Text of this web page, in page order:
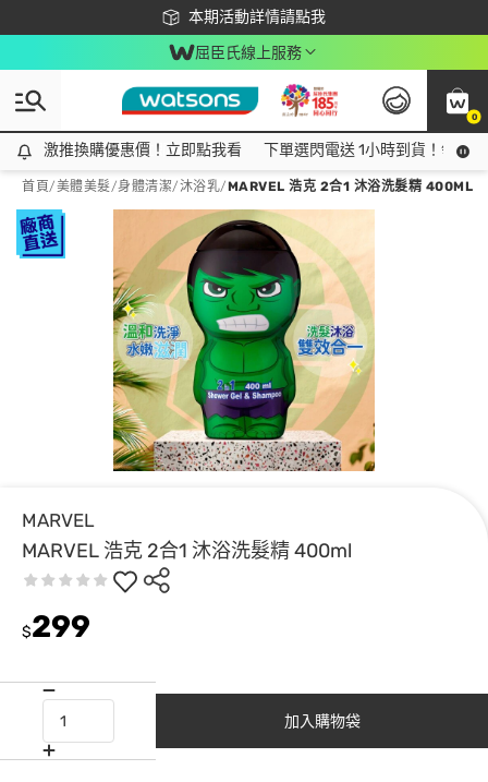
本期活動詳情請點我
下載app最高回饋$350
屈臣氏線上服務
0
激推換購優惠價！立即點我看
激推換購優惠價！立即點我看 下單選閃電送 1小時到貨！領神
首頁/美體美髮/身體清潔/沐浴乳/MARVEL 浩克 2合1 沐浴洗髮精 400ML
MARVEL
MARVEL 浩克 2合1 沐浴洗髮精 400ml
$299
加入購物袋